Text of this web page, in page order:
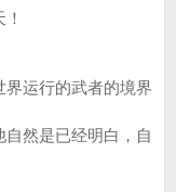
运行的武者的境界
然是已经明白，自